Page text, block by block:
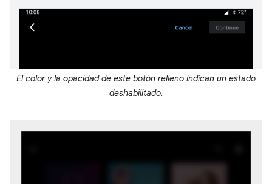
El color y la opacidad de este botón relleno indican un estado
deshabilitado.